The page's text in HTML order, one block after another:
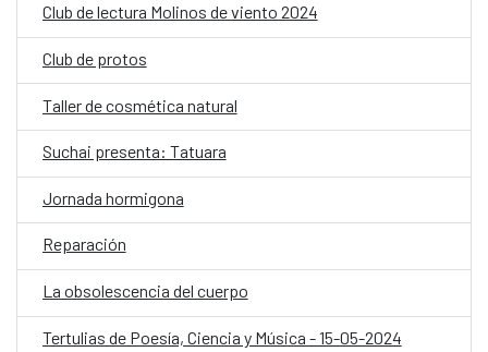
Club de lectura Molinos de viento 2024
Club de protos
Taller de cosmética natural
Suchai presenta: Tatuara
Jornada hormigona
Reparación
La obsolescencia del cuerpo
Tertulias de Poesía, Ciencia y Música - 15-05-2024